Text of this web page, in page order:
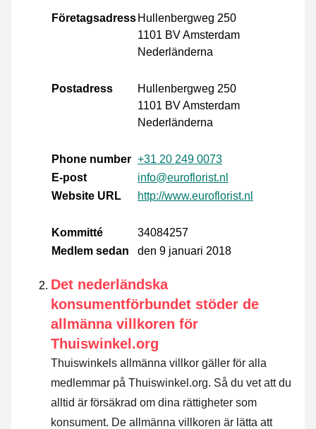
Företagsadress Hullenbergweg 250
1101 BV Amsterdam
Nederländerna
Postadress
Hullenbergweg 250
1101 BV Amsterdam
Nederländerna
Phone number +31 20 249 0073
E-post
info@euroflorist.nl
Website URL
http://www.euroflorist.nl
Kommitté
34084257
Medlem sedan
den 9 januari 2018
Det nederländska
konsumentförbundet stöder de
allmänna villkoren för
Thuiswinkel.org
Thuiswinkels allmänna villkor gäller för alla
medlemmar på Thuiswinkel.org. Så du vet att du
alltid är försäkrad om dina rättigheter som
konsument. De allmänna villkoren är lätta att